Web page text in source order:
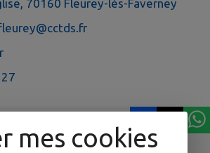
70160 Fleurey-lès-Faverney
mes cookies